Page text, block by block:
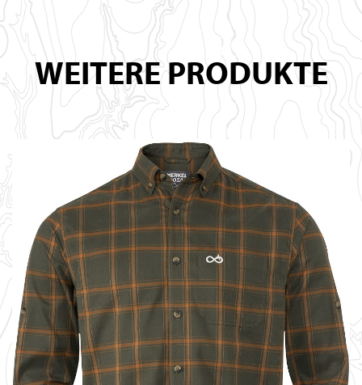
WEITERE PRODUKTE